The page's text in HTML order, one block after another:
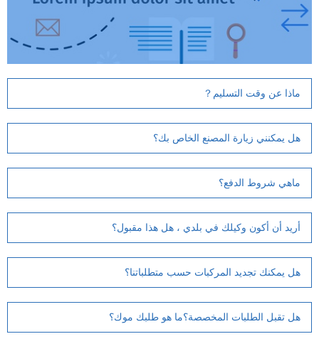
ماذا عن وقت التسليم？
هل يمكنني زيارة المصنع الخاص بك؟
ماهي شروط الدفع؟
أريد أن أكون وكيلك في بلدي ، هل هذا مقبول؟
هل يمكنك تجديد المركبات حسب متطلباتنا؟
هل تقبل الطلبات المخصصة؟ما هو طلبك موك؟